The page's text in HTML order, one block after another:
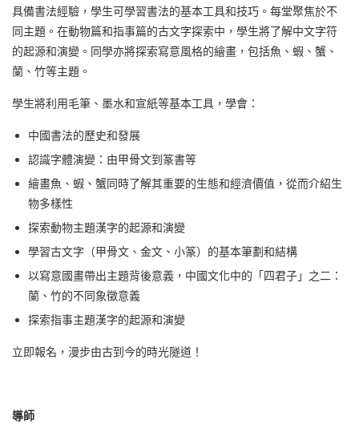
具備書法經驗，學生可學習書法的基本工具和技巧。每堂聚焦於不
同主題。在動物篇和指事篇的古文字探索中，學生將了解中文字符
的起源和演變。同學亦將探索寫意風格的繪畫，包括魚、蝦、蟹、
蘭、竹等主題。
學生將利用毛筆、墨水和宣紙等基本工具，學會：
中國書法的歷史和發展
認識字體演變：由甲骨文到篆書等
繪畫魚、蝦、蟹同時了解其重要的生態和經濟價值，從而介紹生
物多樣性
探索動物主題漢字的起源和演變
學習古文字（甲骨文、金文、小篆）的基本筆劃和結構
以寫意國畫帶出主題背後意義，中國文化中的「四君子」之二：
蘭、竹的不同象徵意義
探索指事主題漢字的起源和演變
立即報名，漫步由古到今的時光隧道！
導師